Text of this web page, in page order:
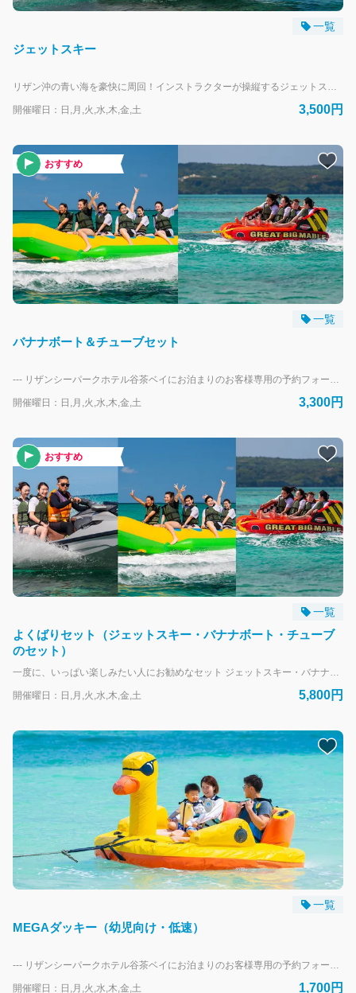
一覧
ジェットスキー
リザン沖の青い海を豪快に周回！インストラクターが操縦するジェットスキーに乗って大海原をかけぬけよう！ ※ジェットスキーのレンタルはしていません。 --- リザンシーパークホテル谷茶ベイにお泊まりのお客様専用の予約フォームです。 外来のお客様は、当日直接受付にお越しください。
開催曜日：日,月,火,水,木,金,土 3,500円
おすすめ
一覧
バナナボート＆チューブセット
--- リザンシーパークホテル谷茶ベイにお泊まりのお客様専用の予約フォームです。 外来のお客様は、当日直接受付にお越しください。
開催曜日：日,月,火,水,木,金,土 3,300円
おすすめ
一覧
よくばりセット（ジェットスキー・バナナボート・チューブ
のセット）
一度に、いっぱい楽しみたい人にお勧めなセット ジェットスキー・バナナボート・チューブのセット 一度に、全部楽しみたい方へ！ --- リザンシーパークホテル谷茶ベイにお泊まりのお客様専用の予約フォームです。 外来のお客様は、当日直接受付にお越しください。
開催曜日：日,月,火,水,木,金,土 5,800円
一覧
MEGAダッキー（幼児向け・低速）
--- リザンシーパークホテル谷茶ベイにお泊まりのお客様専用の予約フォームです。 外来のお客様は、当日直接受付にお越しください。
開催曜日：日,月,火,水,木,金,土 1,700円